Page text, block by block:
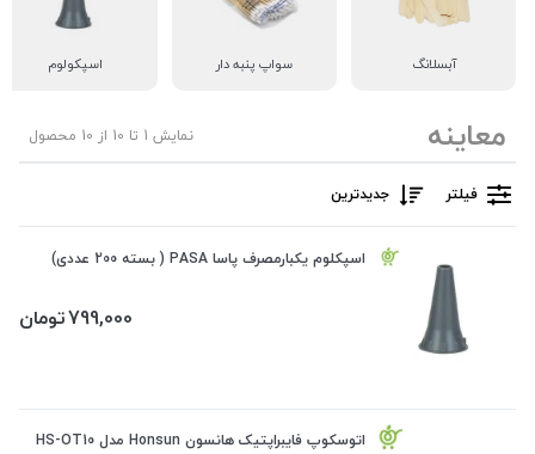
آبسلانگ سواپ پنبه دار اسپکولوم
معاینه نمایش 1 تا 10 از 10 محصول
فیلتر جدیدترین
اسپکلوم یکبارمصرف پاسا PASA ( بسته 200 عددی)
799,000تومان
اتوسکوپ فایبراپتیک هانسون Honsun مدل HS-OT10